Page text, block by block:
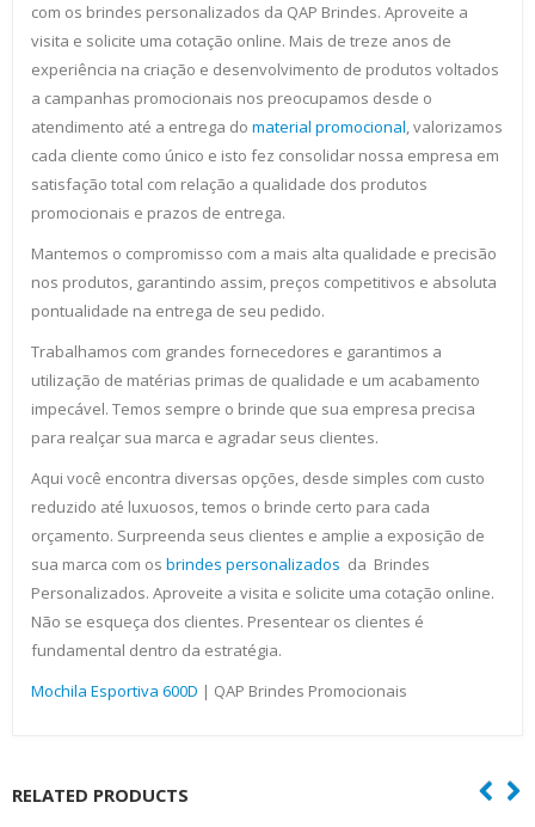
com os brindes personalizados da QAP Brindes. Aproveite a
visita e solicite uma cotação online. Mais de treze anos de
experiência na criação e desenvolvimento de produtos voltados
a campanhas promocionais nos preocupamos desde o
atendimento até a entrega do material promocional, valorizamos
cada cliente como único e isto fez consolidar nossa empresa em
satisfação total com relação a qualidade dos produtos
promocionais e prazos de entrega.
Mantemos o compromisso com a mais alta qualidade e precisão
nos produtos, garantindo assim, preços competitivos e absoluta
pontualidade na entrega de seu pedido.
Trabalhamos com grandes fornecedores e garantimos a
utilização de matérias primas de qualidade e um acabamento
impecável. Temos sempre o brinde que sua empresa precisa
para realçar sua marca e agradar seus clientes.
Aqui você encontra diversas opções, desde simples com custo
reduzido até luxuosos, temos o brinde certo para cada
orçamento. Surpreenda seus clientes e amplie a exposição de
sua marca com os brindes personalizados da Brindes
Personalizados. Aproveite a visita e solicite uma cotação online.
Não se esqueça dos clientes. Presentear os clientes é
fundamental dentro da estratégia.
Mochila Esportiva 600D | QAP Brindes Promocionais
RELATED PRODUCTS